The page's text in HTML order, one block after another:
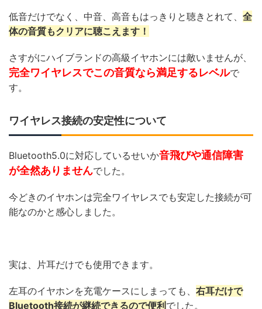
低音だけでなく、中音、高音もはっきりと聴きとれて、 全
体の音質もクリアに聴こえます！
さすがにハイブランドの高級イヤホンには敵いませんが、
完全ワイヤレスでこの音質なら満足するレベルで
す。
ワイヤレス接続の安定性について
Bluetooth5.0に対応しているせいか音飛びや通信障害
が全然ありませんでした。
今どきのイヤホンは完全ワイヤレスでも安定した接続が可
能なのかと感心しました。
実は、片耳だけでも使用できます。
左耳のイヤホンを充電ケースにしまっても、 右耳だけで
Bluetooth接続が継続できるので便利 でした。